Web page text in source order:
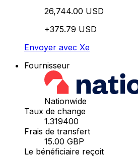
26,744.00 USD
+375.79 USD
Envoyer avec Xe
Fournisseur
Nationwide
Taux de change
1.319400
Frais de transfert
15.00 GBP
Le bénéficiaire reçoit